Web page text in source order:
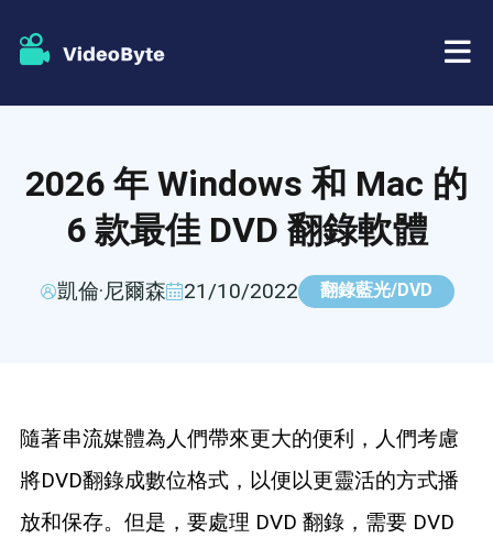
DVD複製
藍光拷貝
2026 年 Windows 和 Mac 的
6 款最佳 DVD 翻錄軟體
凱倫·尼爾森 21/10/2022 翻錄藍光/DVD
隨著串流媒體為人們帶來更大的便利，人們考慮
將DVD翻錄成數位格式，以便以更靈活的方式播
放和保存。但是，要處理 DVD 翻錄，需要 DVD